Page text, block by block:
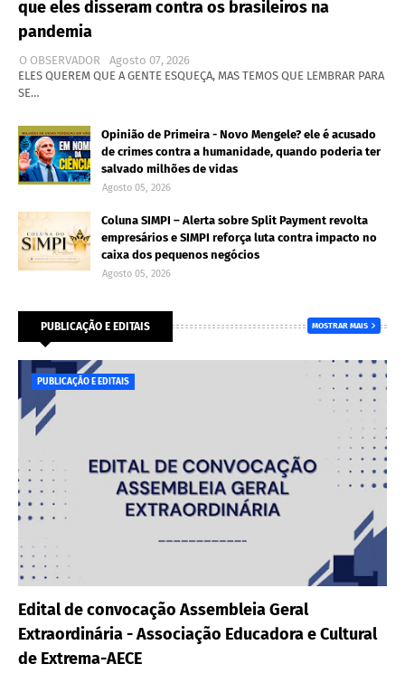
que eles disseram contra os brasileiros na
pandemia
O OBSERVADOR
Agosto 07, 2026
ELES QUEREM QUE A GENTE ESQUEÇA, MAS TEMOS QUE LEMBRAR PARA
SE…
Opinião de Primeira - Novo Mengele? ele é acusado
de crimes contra a humanidade, quando poderia ter
salvado milhões de vidas
Agosto 05, 2026
Coluna SIMPI – Alerta sobre Split Payment revolta
empresários e SIMPI reforça luta contra impacto no
caixa dos pequenos negócios
Agosto 05, 2026
PUBLICAÇÃO E EDITAIS MOSTRAR MAIS
PUBLICAÇÃO E EDITAIS
Edital de convocação Assembleia Geral
Extraordinária - Associação Educadora e Cultural
de Extrema-AECE